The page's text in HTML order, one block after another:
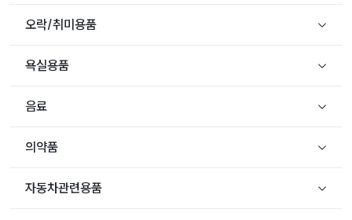
오락/취미용품
욕실용품
음료
의약품
자동차관련용품